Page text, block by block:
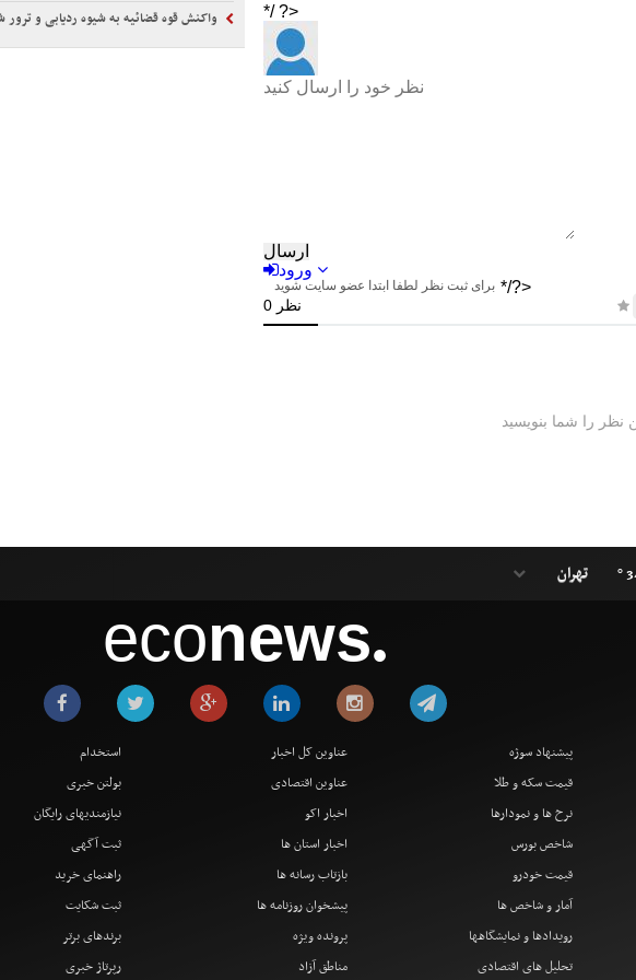
واکنش قوه قضائیه به شیوه ردیابی و ترور
econews●
پیشنهاد سوژه
قیمت سکه و طلا
نرخ ها و نمودارها
شاخص بورس
قیمت خودرو
آمار و شاخص ها
رویدادها و نمایشگاهها
تحلیل های اقتصادی
عناوین کل اخبار
عناوین اقتصادی
اخبار اکو
اخبار استان ها
بازتاب رسانه ها
پیشخوان روزنامه ها
پرونده ویژه
مناطق آزاد
استخدام
بولتن خبری
نیازمندیهای رایگان
ثبت آگهی
راهنمای خرید
ثبت شکایت
برندهای برتر
رپرتاژ خبری